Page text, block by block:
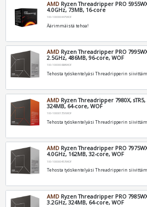
AMD Ryzen Threadripper PRO
4.0GHz, 73MB, 16-core
100-100000447WOF
Äärimmäistä tehoa!
AMD Ryzen Threadripper PRO
2.5GHz, 486MB, 96-core, WOF
100-100000884WOF
Tehosta työskentelyäsi Threadripperin
AMD Ryzen Threadripper 7980X, sTR5,
324MB, 64-core, WOF
100-100001350WOF
Tehosta työskentelyäsi Threadripperin
AMD Ryzen Threadripper PRO
4.0GHz, 162MB, 32-core, WOF
100-100000453WOF
Tehosta työskentelyäsi Threadripperin
AMD Ryzen Threadripper PRO
3.2GHz, 324MB, 64-core, WOF